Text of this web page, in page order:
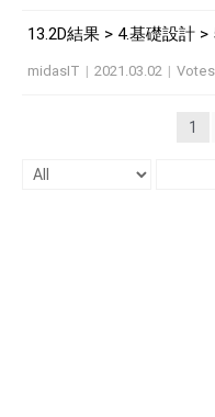
13.2D結果 > 4.基礎設計
midasIT | 2021.03.02 |
1